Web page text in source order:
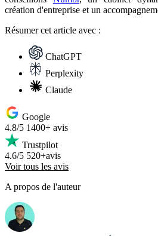
création d'entreprise et un
Résumercet article avec :
ChatGPT
Perplexity
Claude
Google
4.8/5 1400+ avis
Trustpilot
4.6/5 520+avis
Voir tous les avis
A propos de l'auteur